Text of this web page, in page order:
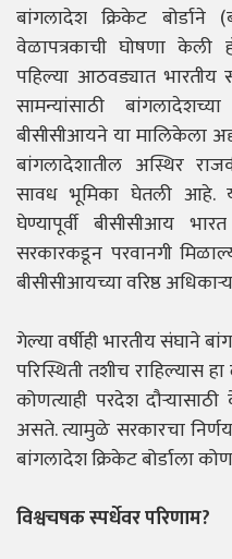
बांगलादेश क्रिकेट बोर्डाने
वेळापत्रकाची घोषणा केली
पहिल्या आठवड्यात
सामन्यांसाठी
बीसीसीआयने या मालिकेला
बांगलादेशातील अस्थिर
सावध भूमिका घेतली आहे.
घेण्यापूर्वी बीसीसीआय
सरकारकडून परवानगी
बीसीसीआयच्या वरिष्ठ
गेल्या वर्षीही भारतीय संघाने
परिस्थिती तशीच राहिल्यास
कोणत्याही परदेश
असते. त्यामुळे सरकारचा
बांगलादेश क्रिकेट बोर्डाला
विश्वचषक स्पर्धेवर परिणाम?